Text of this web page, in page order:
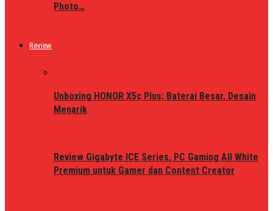
Photo…
Review
Unboxing HONOR X5c Plus: Baterai Besar, Desain
Menarik
Review Gigabyte ICE Series, PC Gaming All White
Premium untuk Gamer dan Content Creator